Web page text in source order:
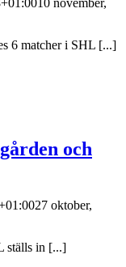
10 november,
6 matcher i SHL [...]
och
27 oktober,
ställs in [...]